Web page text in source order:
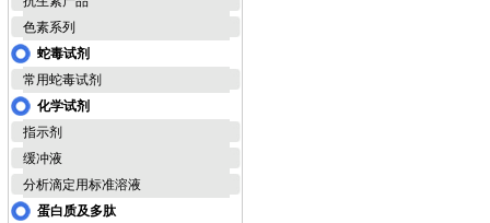
色素系列
蛇毒试剂
常用蛇毒试剂
化学试剂
指示剂
缓冲液
分析滴定用标准溶液
蛋白质及多肽